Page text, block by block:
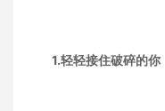
1.轻轻接住破碎的你